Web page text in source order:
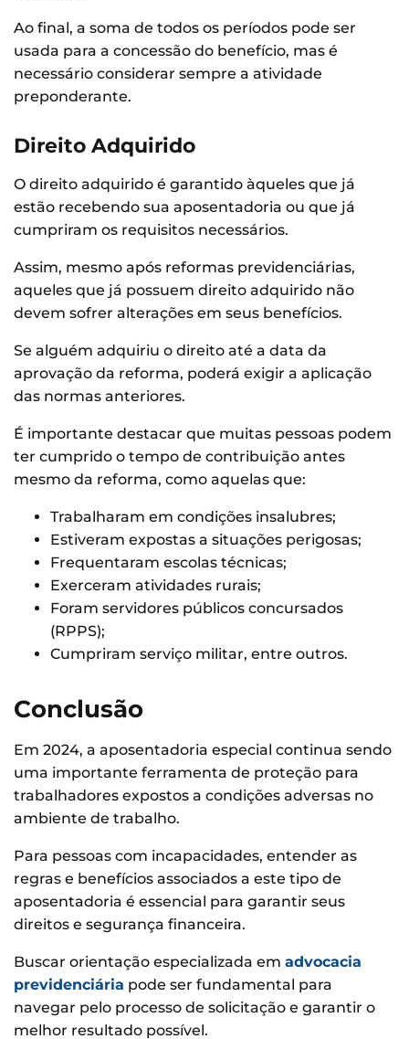
Ao final, a soma de todos os períodos pode ser
usada para a concessão do benefício, mas é
necessário considerar sempre a atividade
preponderante.
Direito Adquirido
O direito adquirido é garantido àqueles que já
estão recebendo sua aposentadoria ou que já
cumpriram os requisitos necessários.
Assim, mesmo após reformas previdenciárias,
aqueles que já possuem direito adquirido não
devem sofrer alterações em seus benefícios.
Se alguém adquiriu o direito até a data da
aprovação da reforma, poderá exigir a aplicação
das normas anteriores.
É importante destacar que muitas pessoas podem
ter cumprido o tempo de contribuição antes
mesmo da reforma, como aquelas que:
Trabalharam em condições insalubres;
Estiveram expostas a situações perigosas;
Frequentaram escolas técnicas;
Exerceram atividades rurais;
Foram servidores públicos concursados
(RPPS);
Cumpriram serviço militar, entre outros.
Conclusão
Em 2024, a aposentadoria especial continua sendo
uma importante ferramenta de proteção para
trabalhadores expostos a condições adversas no
ambiente de trabalho.
Para pessoas com incapacidades, entender as
regras e benefícios associados a este tipo de
aposentadoria é essencial para garantir seus
direitos e segurança financeira.
Buscar orientação especializada em advocacia
previdenciária pode ser fundamental para
navegar pelo processo de solicitação e garantir o
melhor resultado possível.